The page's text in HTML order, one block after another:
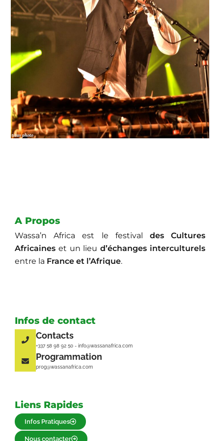
A Propos
Wassa’n Africa est le festival des Cultures
Africaines et un lieud’échanges interculturels
entre la France et l’Afrique.
Infos de contact
Contacts
+337 58 98 92 50 - info@wassanafrica.com
Programmation
prog@wassanafrica.com
Liens Rapides
Infos Pratiques
Nous contacter